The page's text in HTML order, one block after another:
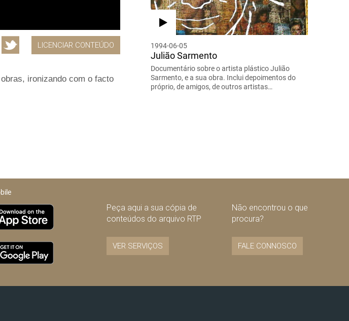
LICENCIAR CONTEÚDO
ironizando com o facto
1994-06-05
Julião Sarmento
Documentário sobre o artista plástico Julião
Sarmento, e a sua obra. Inclui depoimentos do
próprio, de amigos, de outros artistas…
Peça aqui a sua cópia de
conteúdos do arquivo RTP
VER SERVIÇOS
Não encontrou o que
procura?
FALE CONNOSCO